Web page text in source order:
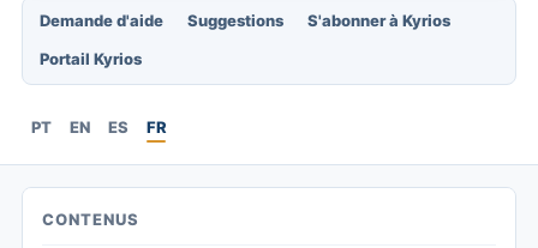
Demande d'aide Suggestions
S'abonner à Kyrios
Portail Kyrios
PT EN ES FR
CONTENUS